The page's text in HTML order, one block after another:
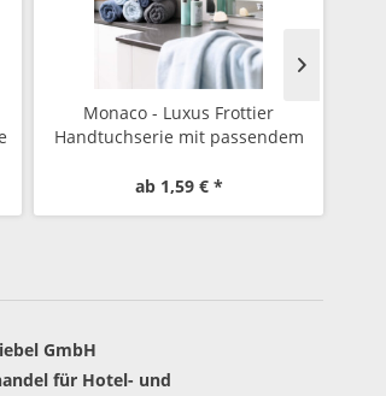
Monaco - Luxus Frottier
Handtuchserie mit passendem
ab 1,59 € *
GmbH
für Hotel- und